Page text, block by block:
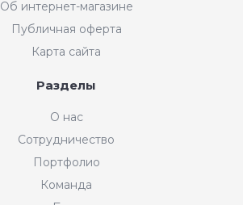
Интернет-магазин "Мир
Добрый день! Готовы Вам
помочь. Напишите нам, если у
Вас появятся вопросы.
Об интернет-магазине
Публичная оферта
Карта сайта
Разделы
О нас
Сотрудничество
Портфолио
Команда